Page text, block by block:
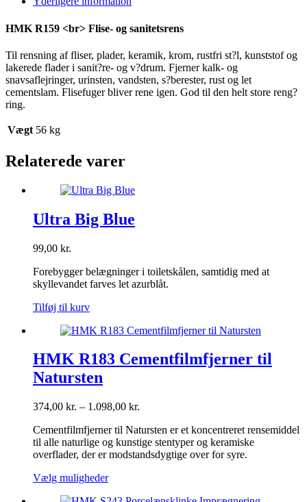
HMK R159 <br> Flise- og sanitetsrens
Til rensning af fliser, plader, keramik, krom, rustfri st?l, kunststof og
lakerede flader i sanit?re- og v?drum. Fjerner kalk- og
snavsaflejringer, urinsten, vandsten, s?berester, rust og let
cementslam. Flisefuger bliver rene igen. God til den helt store reng?
ring.
Vægt 56 kg
Relaterede varer
Ultra Big Blue
99,00 kr.
Forebygger belægninger i toiletskålen, samtidig med at
skyllevandet farves let azurblåt.
Tilføj til kurv
HMK R183 Cementfilmfjerner til
Natursten
374,00 kr. – 1.098,00 kr.
til
1.098,00 kr.
Cementfilmfjerner til Natursten er et koncentreret rensemiddel
til alle naturlige og kunstige stentyper og keramiske
overflader, der er modstandsdygtige over for syre.
Vælg mulighederDette